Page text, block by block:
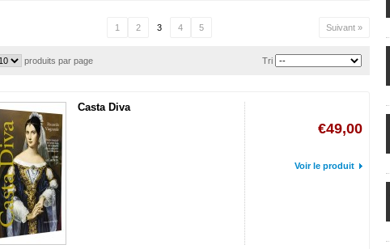
1 2 3 4 5 Suivant »
Tri
produits par page
Casta Diva
€49,00
Voir le produit